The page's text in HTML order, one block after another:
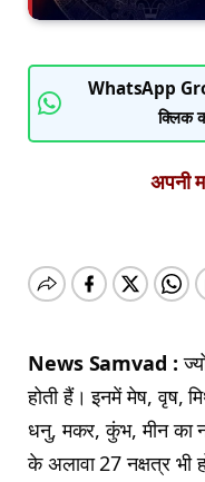
WhatsApp
क्लिक
अपनी
News Samvad :
होती हैं। इनमें मेष, वृष,
धनु, मकर, कुंभ, मीन का
के अलावा 27 नक्षत्र भी